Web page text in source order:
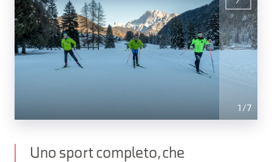
1 /7
Uno sport completo, che